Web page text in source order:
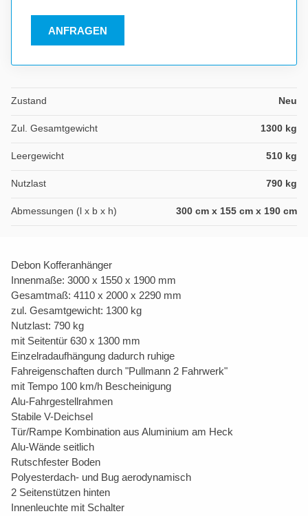
ANFRAGEN
Zustand Neu
Zul. Gesamtgewicht 1300 kg
Leergewicht 510 kg
Nutzlast 790 kg
Abmessungen (l x b x h) 300 cm x 155 cm x 190 cm
Debon Kofferanhänger
Innenmaße: 3000 x 1550 x 1900 mm
Gesamtmaß: 4110 x 2000 x 2290 mm
zul. Gesamtgewicht: 1300 kg
Nutzlast: 790 kg
mit Seitentür 630 x 1300 mm
Einzelradaufhängung dadurch ruhige
Fahreigenschaften durch "Pullmann 2 Fahrwerk"
mit Tempo 100 km/h Bescheinigung
Alu-Fahrgestellrahmen
Stabile V-Deichsel
Tür/Rampe Kombination aus Aluminium am Heck
Alu-Wände seitlich
Rutschfester Boden
Polyesterdach- und Bug aerodynamisch
2 Seitenstützen hinten
Innenleuchte mit Schalter